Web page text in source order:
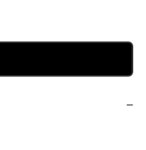
−